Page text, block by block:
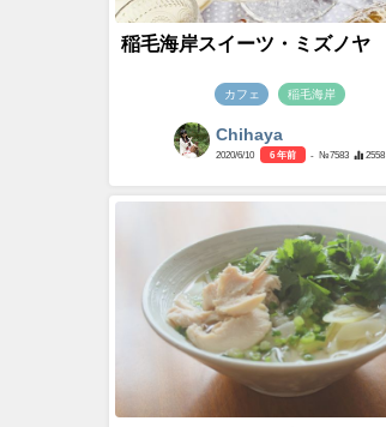
稲毛海岸スイーツ・ミズノヤ
カフェ 稲毛海岸
Chihaya
2020/6/10 6 年前 - №7583 2558